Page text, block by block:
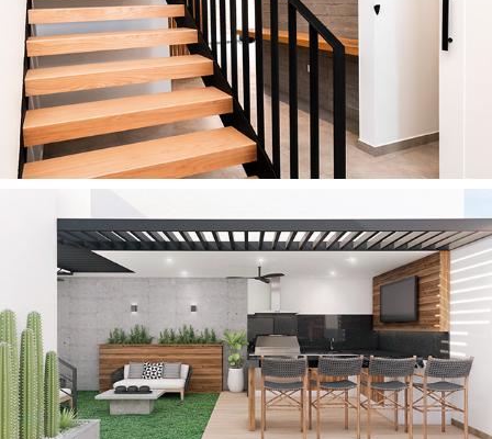
2021
CASA C
2021
PATIO N